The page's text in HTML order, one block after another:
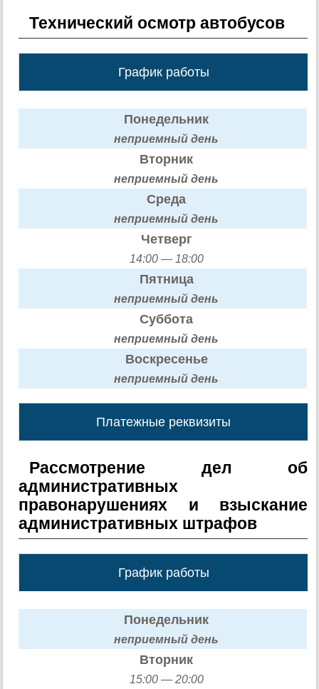
Технический осмотр автобусов
График работы
Понедельник
неприемный день
Вторник
неприемный день
Среда
неприемный день
Четверг
14:00 — 18:00
Пятница
неприемный день
Суббота
неприемный день
Воскресенье
неприемный день
Платежные реквизиты
Рассмотрение дел об
административных
правонарушениях и взыскание
административных штрафов
График работы
Понедельник
неприемный день
Вторник
15:00 — 20:00